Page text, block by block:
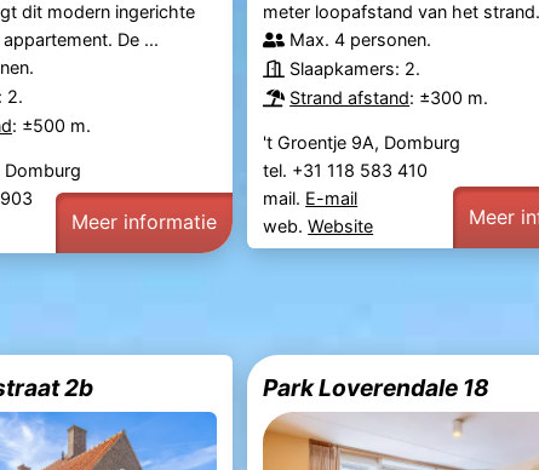
dit modern ingerichte
De ...
2.
: ±500 m.
Domburg
Meer informatie
meter loopafstand van het strand.
Max. 4 personen.
Slaapkamers: 2.
Strand afstand: ±300 m.
't Groentje 9A, Domburg
tel. +31 118 583 410
mail. E-mail
web.Website Meer
2b Park Loverendale 18